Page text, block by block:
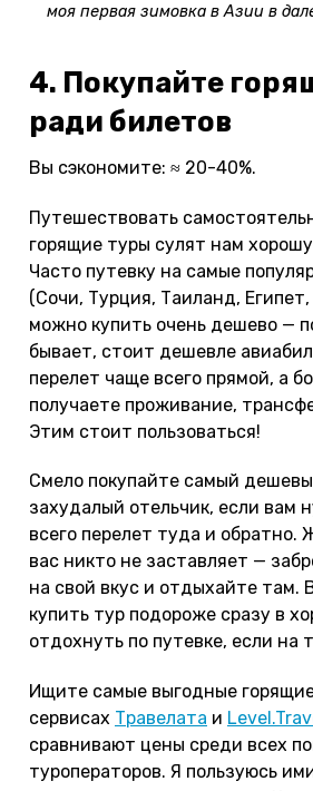
моя первая зимовка в Азии в
4. Покупайте
ради билетов
Вы сэкономите: ≈ 20-40%.
Путешествовать
горящие туры сулят нам
Часто путевку на самые
(Сочи, Турция, Таиланд,
можно купить очень дешево —
бывает, стоит дешевле
перелет чаще всего прямой, а
получаете проживание,
Этим стоит пользоваться!
Смело покупайте самый
захудалый отельчик, если вам
всего перелет туда и обратно.
вас никто не заставляет —
на свой вкус и отдыхайте там.
купить тур подороже сразу в
отдохнуть по путевке, если на
Ищите самые выгодные
сервисах Травелата и
сравнивают цены среди всех
туроператоров. Я пользуюсь